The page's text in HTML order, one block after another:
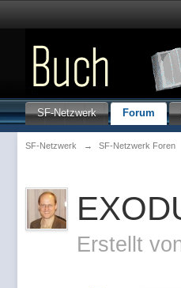
SF-Netzwerk Forum
SF-Netzwerk → SF-Netzwerk Foren
Erstellt